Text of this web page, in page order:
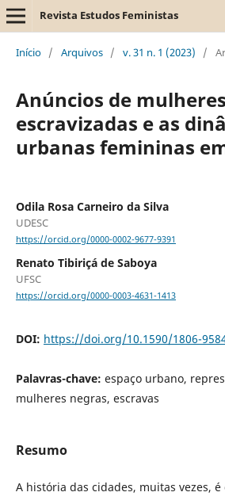
Revista Estudos Feministas
Início / Arquivos / v. 31 n. 1 (2023) /
Anúncios de
escravizadas e as
urbanas femininas
Odila Rosa Carneiro da Silva
UDESC
https://orcid.org/0000-0002-9677-9391
Renato Tibiriçá de Saboya
UFSC
https://orcid.org/0000-0003-4631-1413
DOI: https://doi.org/10.1590/1806-
Palavras-chave: espaço urbano,
mulheres negras, escravas
Resumo
A história das cidades, muitas vezes,